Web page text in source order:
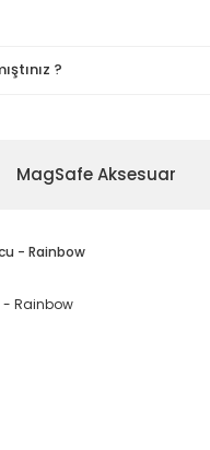
MagSafe Aksesuar
- Rainbow